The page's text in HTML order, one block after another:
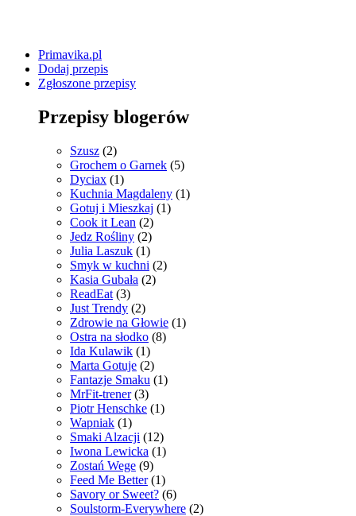
Primavika.pl
Dodaj przepis
Zgłoszone przepisy
Przepisy blogerów
Szusz (2)
Grochem o Garnek (5)
Dyciax (1)
Kuchnia Magdaleny (1)
Gotuj i Mieszkaj (1)
Cook it Lean (2)
Jedz Rośliny (2)
Julia Laszuk (1)
Smyk w kuchni (2)
Kasia Gubała (2)
ReadEat (3)
Just Trendy (2)
Zdrowie na Głowie (1)
Ostra na słodko (8)
Ida Kulawik (1)
Marta Gotuje (2)
Fantazje Smaku (1)
MrFit-trener(3)
Piotr Henschke (1)
Wapniak (1)
Smaki Alzacji (12)
Iwona Lewicka (1)
Zostań Wege (9)
Feed Me Better(1)
Savory or Sweet? (6)
Soulstorm-Everywhere (2)